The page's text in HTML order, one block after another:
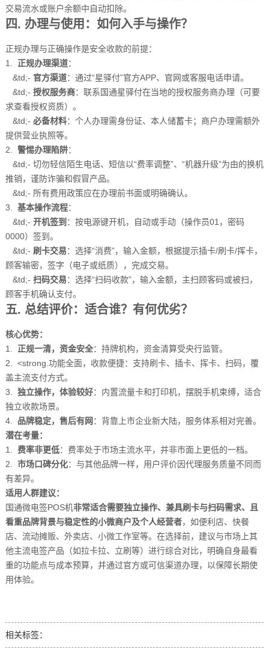
交易流水或账户余额中自动扣除。
四. 办理与使用：如何入手与操作？
正规办理与正确操作是安全收款的前提：
1. 正规办理渠道：
&td;- 官方渠道：通过“星驿付”官方APP、官网或客服电话申请。
&td;- 授权服务商：联系国通星驿付在当地的授权服务商办理（可要
求查看授权资质）。
&td;- 必备材料：个人办理需身份证、本人储蓄卡；商户办理需额外
提供营业执照等。
2. 警惕办理陷阱：
&td;- 切勿轻信陌生电话、短信以“费率调整”、“机器升级”为由的换机
推销，谨防诈骗和假冒产品。
&td;- 所有费用政策应在办理前书面或明确确认。
3. 基本操作流程：
&td;- 开机签到 ：按电源键开机，自动或手动（操作员01，密码
0000）签到。
&td;- 刷卡交易：选择“消费”，输入金额，根据提示插卡/刷卡/挥卡，
顾客输密，签字（电子或纸质），完成交易。
&td;- 扫码交易：选择“扫码收款”，输入金额，主扫顾客码或被扫，
顾客手机确认支付。
五. 总结评价：适合谁？有何优劣？
核心优势：
1. 正规一清，资金安全：持牌机构，资金清算受央行监管。
2. <strong.功能全面，收款便捷：支持刷卡、插卡、挥卡、扫码，覆
盖主流支付方式。
3. 独立操作，体验较好：内置流量卡和打印机，摆脱手机束缚，适合
独立收款场景。
4. 品牌稳定，售后有网 ：背靠上市企业新大陆，服务体系相对完善。
潜在考量：
1. 费率非更低：费率处于市场主流水平，并非市面上更低的一档。
2. 市场口碑分化：与其他品牌一样，用户评价因代理服务质量不同而
有差异。
适用人群建议：
国通微电签POS机非常适合需要独立操作、兼具刷卡与扫码需求、且
看重品牌背景与稳定性的小微商户及个人经营者，如便利店、快餐
店、流动摊贩、外卖店、小微工作室等。在选择前，建议与市场上其
他主流电签产品（如拉卡拉、立刷等）进行综合对比，明确自身最看
重的功能点与成本预算，并通过官方或可信渠道办理，以保障长期使
用体验。
相关标签：